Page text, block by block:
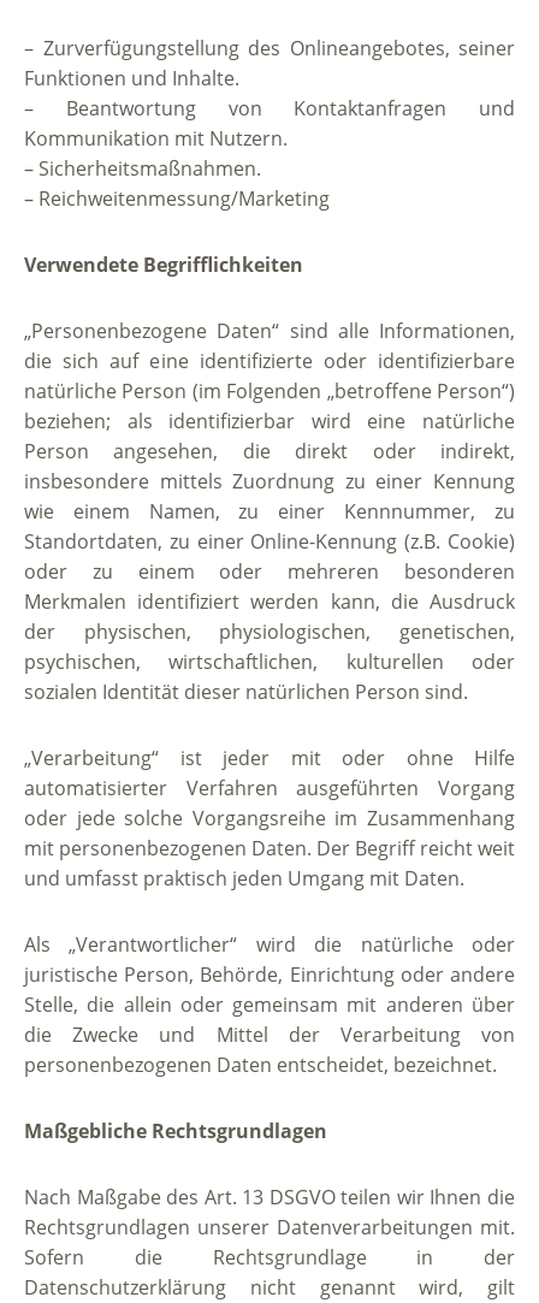
– Zurverfügungstellung des Onlineangebotes, seiner
Funktionen und Inhalte.
– Beantwortung von Kontaktanfragen und
Kommunikation mit Nutzern.
– Sicherheitsmaßnahmen.
– Reichweitenmessung/Marketing
Verwendete Begrifflichkeiten
„Personenbezogene Daten“ sind alle Informationen,
die sich auf eine identifizierte oder identifizierbare
natürliche Person (im Folgenden „betroffene Person“)
beziehen; als identifizierbar wird eine natürliche
Person angesehen, die direkt oder indirekt,
insbesondere mittels Zuordnung zu einer Kennung
wie einem Namen, zu einer Kennnummer, zu
Standortdaten, zu einer Online-Kennung (z.B. Cookie)
oder zu einem oder mehreren besonderen
Merkmalen identifiziert werden kann, die Ausdruck
der physischen, physiologischen, genetischen,
psychischen, wirtschaftlichen, kulturellen oder
sozialen Identität dieser natürlichen Person sind.
„Verarbeitung“ ist jeder mit oder ohne Hilfe
automatisierter Verfahren ausgeführten Vorgang
oder jede solche Vorgangsreihe im Zusammenhang
mit personenbezogenen Daten. Der Begriff reicht weit
und umfasst praktisch jeden Umgang mit Daten.
Als „Verantwortlicher“ wird die natürliche oder
juristische Person, Behörde, Einrichtung oder andere
Stelle, die allein oder gemeinsam mit anderen über
die Zwecke und Mittel der Verarbeitung von
personenbezogenen Daten entscheidet, bezeichnet.
Maßgebliche Rechtsgrundlagen
Nach Maßgabe des Art. 13 DSGVO teilen wir Ihnen die
Rechtsgrundlagen unserer Datenverarbeitungen mit.
Sofern die Rechtsgrundlage in der
Datenschutzerklärung nicht genannt wird, gilt